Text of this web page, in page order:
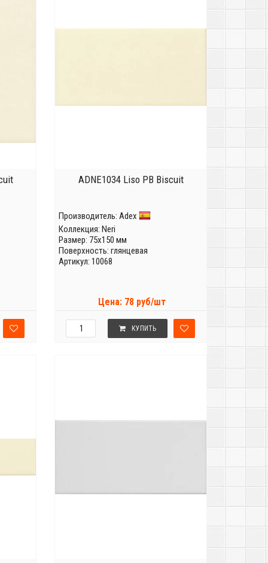
ADNE1034 Liso PB Biscuit
Производитель: Adex
Коллекция: Neri
Размер: 75x150 мм
Поверхность: глянцевая
Артикул: 10068
Цена: 78 руб/шт
КУПИТЬ